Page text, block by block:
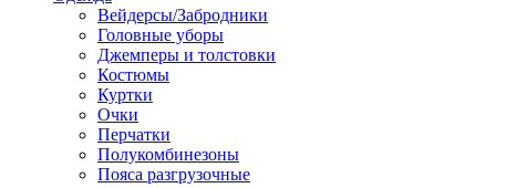
Вейдерсы/Забродники
Головные уборы
Джемперы и толстовки
Костюмы
Куртки
Очки
Перчатки
Полукомбинезоны
Пояса разгрузочные